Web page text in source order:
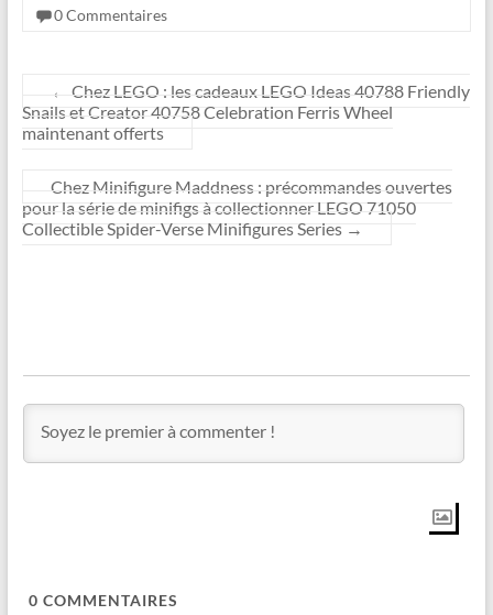
0 Commentaires
←
Chez LEGO : les cadeaux LEGO Ideas 40788 Friendly
Snails et Creator 40758 Celebration Ferris Wheel
maintenant offerts
Chez Minifigure Maddness : précommandes ouvertes
pour la série de minifigs à collectionner LEGO 71050
Collectible Spider-Verse Minifigures Series →
0 COMMENTAIRES